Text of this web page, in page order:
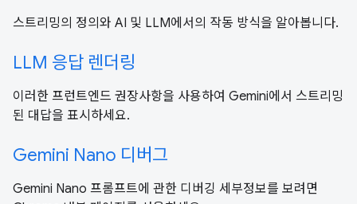
스트리밍의 정의와 AI 및 LLM에서의 작동 방식을 알아봅니다.
LLM 응답 렌더링
이러한 프런트엔드 권장사항을 사용하여 Gemini에서 스트리밍
된 대답을 표시하세요.
Gemini Nano 디버그
Gemini Nano 프롬프트에 관한 디버깅 세부정보를 보려면